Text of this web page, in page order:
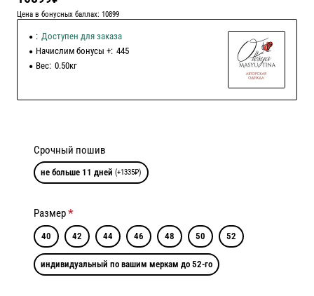
Цена в бонусных баллах: 10899
: Доступен для заказа
Начислим бонусы +: 445
Вес: 0.50кг
Срочный пошив
не больше 11 дней (+1335₽)
Размер
40 42 44 46 48 50 52
индивидуальный по вашим меркам до 52-го